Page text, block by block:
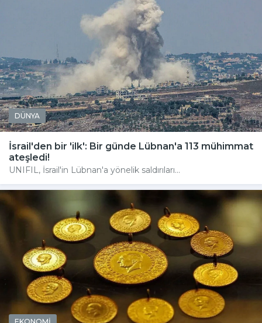
DÜNYA
İsrail'den bir 'ilk': Bir günde Lübnan'a 113 mühimmat
ateşledi!
UNIFIL, İsrail'in Lübnan'a yönelik saldırıları...